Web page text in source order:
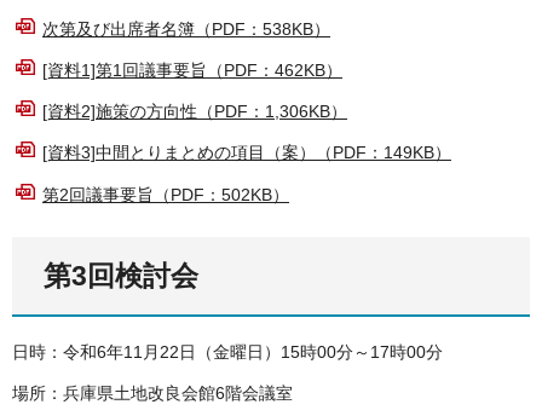
次第及び出席者名簿（PDF：538KB）
[資料1]第1回議事要旨（PDF：462KB）
[資料2]施策の方向性（PDF：1,306KB）
[資料3]中間とりまとめの項目（案）（PDF：149KB）
第2回議事要旨（PDF：502KB）
第3回検討会
日時：令和6年11月22日（金曜日）15時00分～17時00分
場所：兵庫県土地改良会館6階会議室